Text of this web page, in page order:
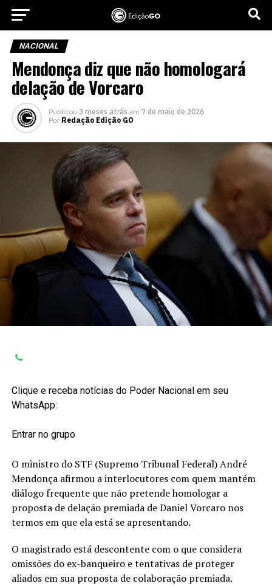
NACIONAL
Mendonça diz que não homologará
delação de Vorcaro
Publicou 3 meses atrás em 7 de maio de 2026
Por Redação Edição GO
Clique e receba notícias do Poder Nacional em seu
WhatsApp:
Entrar no grupo
O ministro do STF (Supremo Tribunal Federal) André
Mendonça afirmou a interlocutores com quem mantém
diálogo frequente que não pretende homologar a
proposta de delação premiada de Daniel Vorcaro nos
termos em que ela está se apresentando.
O magistrado está descontente com o que considera
omissões do ex-banqueiro e tentativas de proteger
aliados em sua proposta de colaboração premiada.